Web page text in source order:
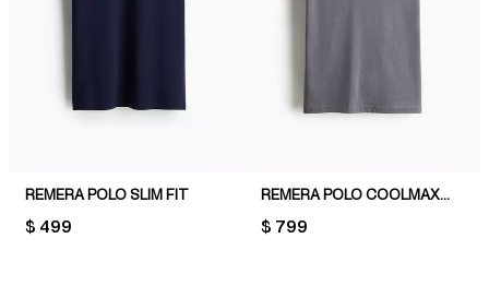
REMERA POLO SLIM FIT
PRICE:
$ 499
REMERA POLO COOLMAX® SLIM FIT
PRICE:
$ 799